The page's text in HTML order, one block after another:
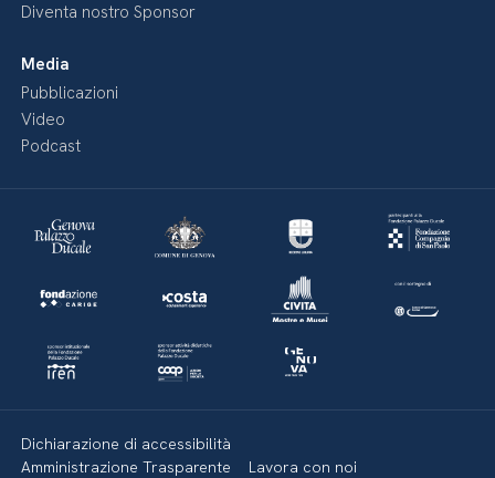
Diventa nostro Sponsor
Media
Pubblicazioni
Video
Podcast
Dichiarazione di accessibilità
Amministrazione Trasparente
Lavora con noi